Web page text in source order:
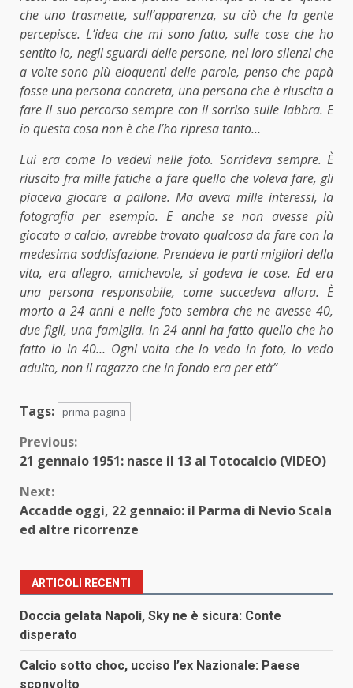
che uno trasmette, sull’apparenza, su ciò che la gente
percepisce. L’idea che mi sono fatto, sulle cose che ho
sentito io, negli sguardi delle persone, nei loro silenzi che
a volte sono più eloquenti delle parole, penso che papà
fosse una persona concreta, una persona che è riuscita a
fare il suo percorso sempre con il sorriso sulle labbra. E
io questa cosa non è che l’ho ripresa tanto…
Lui era come lo vedevi nelle foto. Sorrideva sempre. È
riuscito fra mille fatiche a fare quello che voleva fare, gli
piaceva giocare a pallone. Ma aveva mille interessi, la
fotografia per esempio. E anche se non avesse più
giocato a calcio, avrebbe trovato qualcosa da fare con la
medesima soddisfazione. Prendeva le parti migliori della
vita, era allegro, amichevole, si godeva le cose. Ed era
una persona responsabile, come succedeva allora. È
morto a 24 anni e nelle foto sembra che ne avesse 40,
due figli, una famiglia. In 24 anni ha fatto quello che ho
fatto io in 40… Ogni volta che lo vedo in foto, lo vedo
adulto, non il ragazzo che in fondo era per età”
Tags: prima-pagina
Continue
Reading
Previous:
21 gennaio 1951: nasce il 13 al Totocalcio (VIDEO)
Next:
Accadde oggi, 22 gennaio: il Parma di Nevio Scala
ed altre ricorrenze
ARTICOLI RECENTI
Doccia gelata Napoli, Sky ne è sicura: Conte
disperato
Calcio sotto choc, ucciso l’ex Nazionale: Paese
sconvolto